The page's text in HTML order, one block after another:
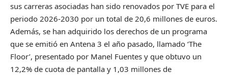
sus carreras asociadas han sido renovados por TVE para el
periodo 2026-2030 por un total de 20,6 millones de euros.
Además, se han adquirido los derechos de un programa
que se emitió en Antena 3 el año pasado, llamado ‘The
Floor’, presentado por Manel Fuentes y que obtuvo un
12,2% de cuota de pantalla y 1,03 millones de